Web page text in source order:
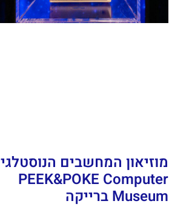
מוזיאון המחשבים הנוסטלגי
PEEK&POKE Computer
Museum ברייקה